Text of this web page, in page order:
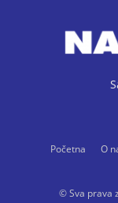
Početna O
© Sva prava